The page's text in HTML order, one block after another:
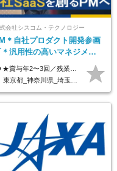
会社シスコム・テクノロジー
＊自社プロダクト開発参画
汎用性の高いマネジメン
スキル＊年収1000万以上可
★賞与年2〜3回／残業代全額支給／子ども手当（月1万円）／誕生日手当（年1回1万円）★ ＜初年度の想定年収:600万円～800万円＞ 月給50万7000円～70万4000円＋賞与年2回＋決算賞与 ※経験・能力を考慮のうえ決定します。 ※専門性を高めながらチームを牽引する「プロジェクト推進力」を高く評価し、給与へダイレクトに反映します。 ※試用期間6ヶ月（待遇変動なし） 年収800万円以上も⽬指せます。 経験・スキル・前職給与を最大限に考慮し、 ご納得いただける条件を提示します。 【賞与】 年2〜3回支給（7月・12月＋業績により決算賞与） 当社では、目の前の案件による固定報酬だけが評価の全てではありません。 メンバー育成、現場でのポジション拡大、 ナレッジの共有、そして組織づくりへの参画など、 「会社への貢献度（ビジネスプロセス）」 を昇給・賞与へダイレクトに反映しています。 専門性を高める「技術」と、チームを前進させる「プロジェクト推進」。 この両輪を回すことで、確かなスキル成長と年収アップを同時に実現できる環境です。
東京都_神奈川県_埼玉県_千葉県